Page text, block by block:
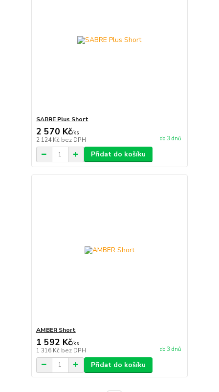
SABRE Plus Short
2 570 Kč/ks
2 124 Kč bez DPH do 3 dnů
Přidat do košíku
AMBER Short
1 592 Kč/ks
1 316 Kč bez DPH do 3 dnů
Přidat do košíku